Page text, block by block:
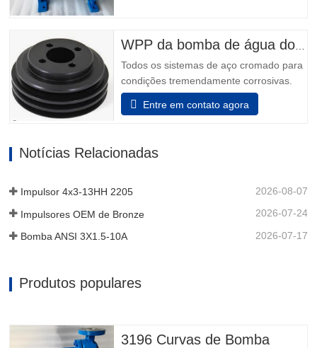
os melhores - Modelo 3196. Power Ends
são o resultado de mais de 160…
Todos os sistemas de aço cromado para
condições tremendamente corrosivas.
todos os elementos que incluem o
adaptador e a unidade de rolamento são
que o dispositivo auxiliar da unidade de
Entre em contato agora
Notícias Relacionadas
Impulsor 4x3-13HH 2205 2026-08-07
Impulsores OEM de Bronze 2026-07-24
Bomba ANSI 3X1.5-10A 2026-07-17
Produtos populares
3196 Curvas de Bomba